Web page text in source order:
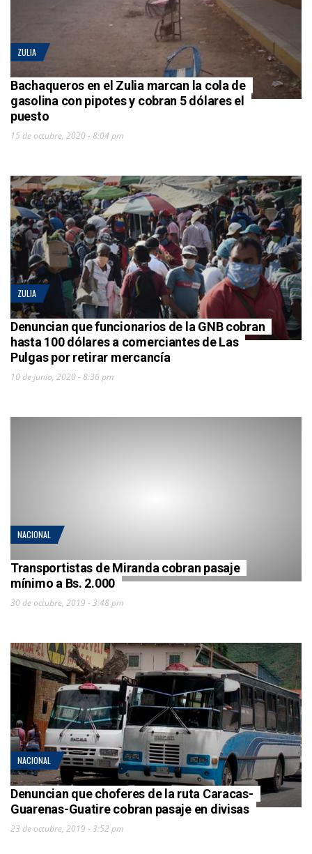
ZULIA
Bachaqueros en el Zulia marcan la cola de
gasolina con pipotes y cobran 5 dólares el
puesto
15 de octubre, 2020 - 8:04 pm
ZULIA
Denuncian que funcionarios de la GNB cobran
hasta 100 dólares a comerciantes de Las
Pulgas por retirar mercancía
10 de junio, 2020 - 8:36 pm
NACIONAL
Transportistas de Miranda cobran pasaje
mínimo a Bs. 2.000
30 de octubre, 2019 - 3:48 pm
NACIONAL
Denuncian que choferes de la ruta Caracas-
Guarenas-Guatire cobran pasaje en divisas
23 de octubre, 2019 - 3:52 pm